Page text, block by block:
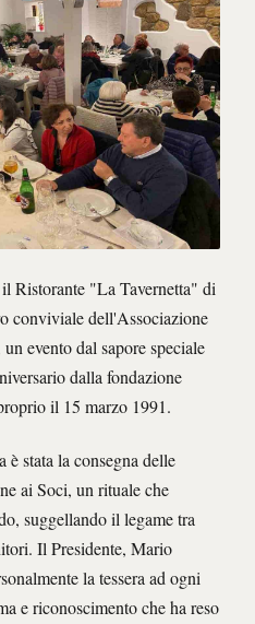
Ristorante "La Tavernetta" di
conviviale dell'Associazione
evento dal sapore speciale
dalla fondazione
il 15 marzo 1991.
stata la consegna delle
ai Soci, un rituale che
suggellando il legame tra
Il Presidente, Mario
la tessera ad ogni
e riconoscimento che ha reso